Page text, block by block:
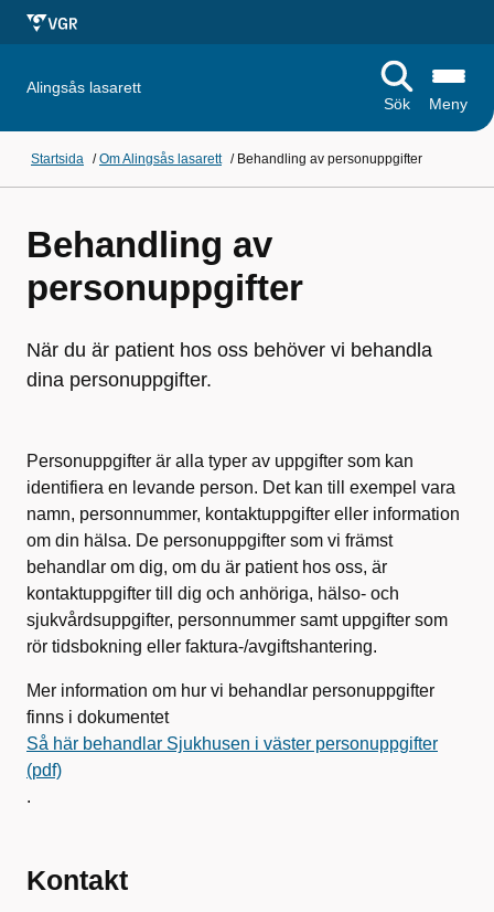
Alingsås lasarett
Sök
Meny
Startsida /Om Alingsås lasarett / Behandling av personuppgifter
Behandling av
personuppgifter
När du är patient hos oss behöver vi behandla
dina personuppgifter.
Personuppgifter är alla typer av uppgifter som kan
identifiera en levande person. Det kan till exempel vara
namn, personnummer, kontaktuppgifter eller information
om din hälsa. De personuppgifter som vi främst
behandlar om dig, om du är patient hos oss, är
kontaktuppgifter till dig och anhöriga, hälso- och
sjukvårdsuppgifter, personnummer samt uppgifter som
rör tidsbokning eller faktura-/avgiftshantering.
Mer information om hur vi behandlar personuppgifter
finns i dokumentet
Så här behandlar Sjukhusen i väster personuppgifter
(pdf)
.
Kontakt